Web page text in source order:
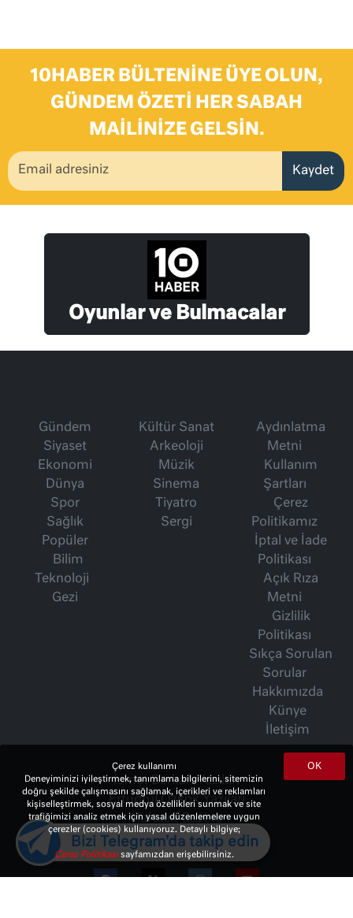
10HABER BÜLTENINE ÜYE OLUN,
GÜNDEM ÖZETI HER SABAH
MAILINIZE GELSIN.
Kaydet
Oyunlar ve Bulmacalar
Gündem
Siyaset
Ekonomi
Dünya
Spor
Sağlık
Popüler
Bilim
Teknoloji
Gezi
Kültür Sanat
Arkeoloji
Müzik
Sinema
Tiyatro
Sergi
Aydınlatma
Metni
Kullanım
Şartları
Çerez
Politikamız
İptal ve İade
Politikası
Açık Rıza
Metni
Gizlilik
Politikası
Sıkça Sorulan
Sorular
Hakkımızda
Künye
İletişim
İsmet Berkan Yazıları
Ertuğrul Özkök Yazıları
Haftalık Gazete
OK
Çerez kullanımı
Deneyiminizi iyileştirmek, tanımlama bilgilerini, sitemizin
doğru şekilde çalışmasını sağlamak, içerikleri ve reklamları
kişiselleştirmek, sosyal medya özellikleri sunmak ve site
trafiğimizi analiz etmek için yasal düzenlemelere uygun
çerezler (cookies) kullanıyoruz. Detaylı bilgiye;
Çerez Politikasısayfamızdan erişebilirsiniz.
Bizi Telegram'da takip edin